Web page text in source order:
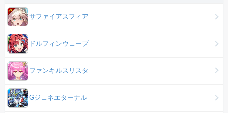
サファイアスフィア
ドルフィンウェーブ
ファンキルスリスタ
Gジェネエターナル